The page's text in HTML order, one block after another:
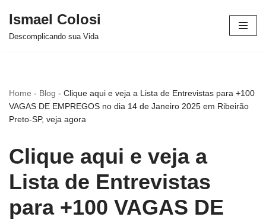
Avançar
Ismael Colosi
Descomplicando sua Vida
Home - Blog - Clique aqui e veja a Lista de Entrevistas para +100
VAGAS DE EMPREGOS no dia 14 de Janeiro 2025 em Ribeirão
Preto-SP, veja agora
Clique aqui e veja a
Lista de Entrevistas
para +100 VAGAS DE